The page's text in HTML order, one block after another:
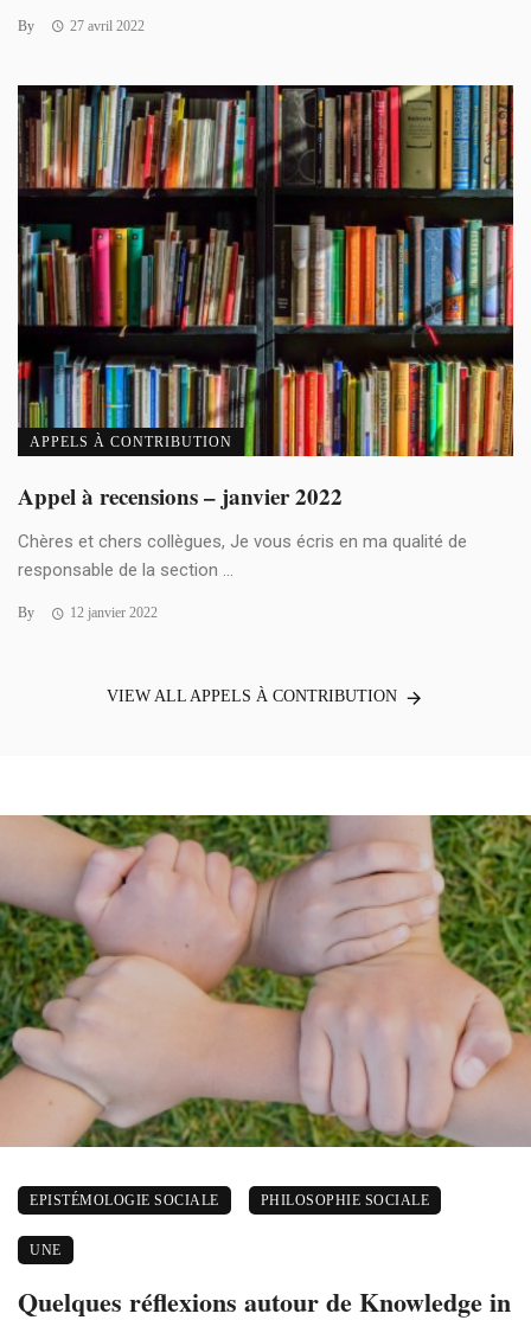
By 27 avril 2022
APPELS À CONTRIBUTION
Appel à recensions – janvier 2022
Chères et chers collègues, Je vous écris en ma qualité de
responsable de la section ...
By 12 janvier 2022
VIEW ALL APPELS À CONTRIBUTION
EPISTÉMOLOGIE SOCIALE PHILOSOPHIE SOCIALE
UNE
Quelques réflexions autour de Knowledge in